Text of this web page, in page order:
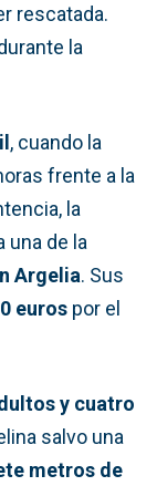
rescatada.
la
, cuando la
frente a la
la
una de la
Argelia. Sus
euros por el
y cuatro
salvo una
metros de